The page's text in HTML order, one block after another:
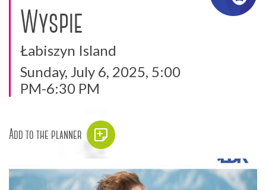
Wyspie
Łabiszyn Island
Sunday, July 6, 2025, 5:00
PM-6:30 PM
Add to the planner